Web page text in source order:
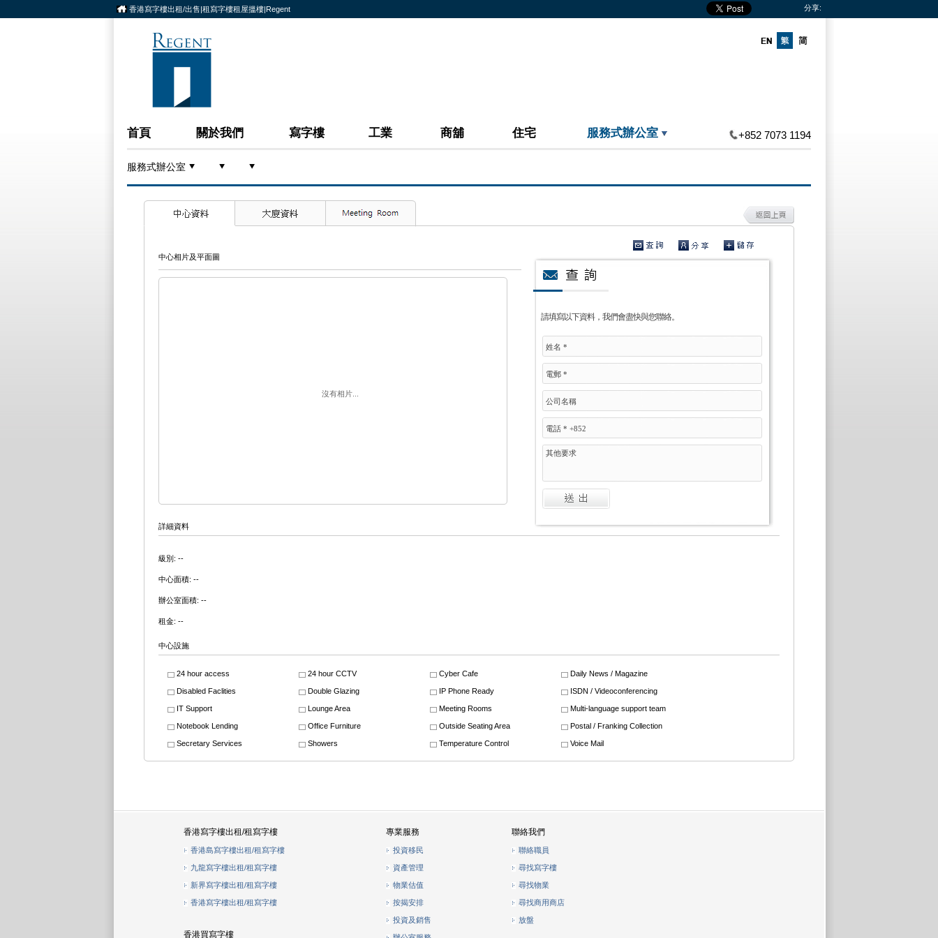
香港寫字樓出租/出售|租寫字樓租屋搵樓|Regent 分享:
首頁 關於我們 寫字樓 工業 商舖 住宅 服務式辦公室 +852 7073 1194
服務式辦公室
請填寫以下資料，我們會盡快與您聯絡。
中心相片及平面圖
沒有相片...
詳細資料
級別: --
中心面積: --
辦公室面積: --
租金: --
中心設施
24 hour access 24 hour CCTV Cyber Cafe Daily News / Magazine
Disabled Faclities Double Glazing IP Phone Ready ISDN / Videoconferencing
IT Support Lounge Area Meeting Rooms Multi-language support team
Notebook Lending Office Furniture Outside Seating Area Postal / Franking Collection
Secretary Services Showers Temperature Control Voice Mail
香港寫字樓出租/租寫字樓
香港島寫字樓出租/租寫字樓
九龍寫字樓出租/租寫字樓
新界寫字樓出租/租寫字樓
香港寫字樓出租/租寫字樓
香港買寫字樓
專業服務
投資移民
資產管理
物業估值
按揭安排
投資及銷售
聯絡我們
聯絡職員
尋找寫字樓
尋找物業
尋找商用商店
放盤